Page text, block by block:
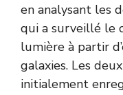
en analysant les
qui a surveillé le
lumière à partir
galaxies. Les
initialement